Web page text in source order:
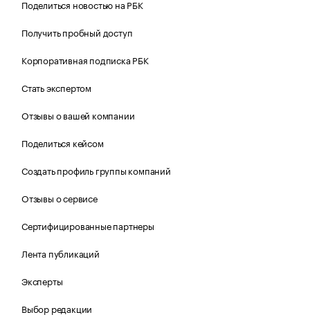
Поделиться новостью на РБК
Получить пробный доступ
Корпоративная подписка РБК
Стать экспертом
Отзывы о вашей компании
Поделиться кейсом
Создать профиль группы компаний
Отзывы о сервисе
Сертифицированные партнеры
Лента публикаций
Эксперты
Выбор редакции